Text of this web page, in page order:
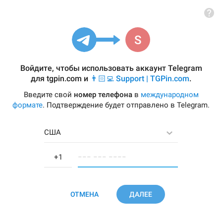
Войдите, чтобы использовать аккаунт Telegram
для tgpin.com и 👨🏻‍💻 Support | TGPin.com.
Введите свой номер телефонав международном
формате. Подтверждение будет отправлено в Telegram.
США
−−− −−− −−−−
ОТМЕНА ДАЛЕЕ